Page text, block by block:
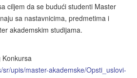
ciljem da se budući studenti Master
sa nastavnicima, predmetima i
akademskim studijama.
Konkursa
sr/upis/master-akademske/Opsti_uslovi-